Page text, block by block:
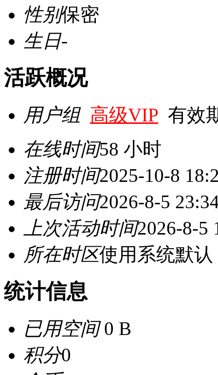
性别保密
生日-
活跃概况
用户组 高级VIP 有效
在线时间58 小时
注册时间2025-10-8
最后访问2026-8-5
上次活动时间2026-8-5
所在时区使用系统默认
统计信息
已用空间0 B
积分0